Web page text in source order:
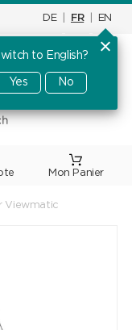
DE FR EN
to English?
Yes No
Viewmatic